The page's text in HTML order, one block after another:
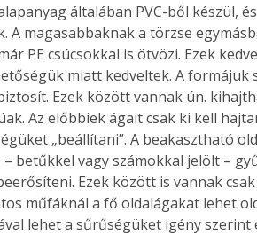
általában PVC-ből készül,
A magasabbaknak a törzse
PE csúcsokkal is ötvözi. Ezek
miatt kedveltek. A formájuk
Ezek között vannak ún.
Az előbbiek ágait csak ki kell
„beállítani”. A beakasztható
– betűkkel vagy számokkal jelölt –
Ezek között is vannak
műfáknál a fő oldalágakat lehet
lehet a sűrűségüket igény